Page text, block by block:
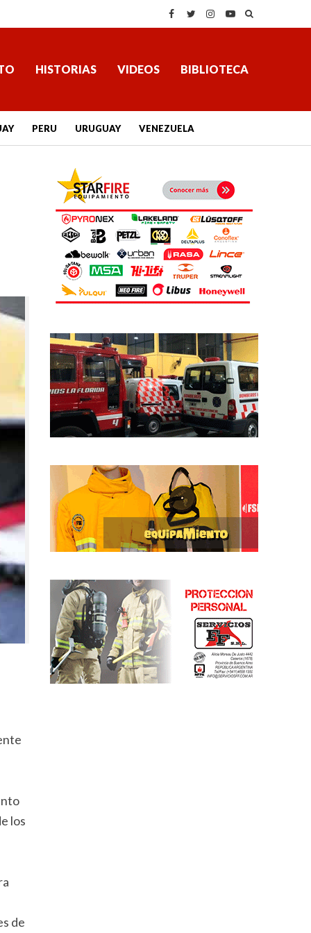
HISTORIAS VIDEOS BIBLIOTECA
PERU URUGUAY VENEZUELA
los
de